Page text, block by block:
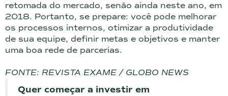
retomada do mercado, senão ainda neste ano, em
2018. Portanto, se prepare: você pode melhorar
os processos internos, otimizar a produtividade
de sua equipe, definir metas e objetivos e manter
uma boa rede de parcerias.
FONTE: REVISTA EXAME / GLOBO NEWS
Quer começar a investir em